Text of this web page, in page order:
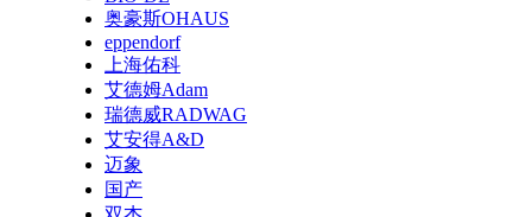
奥豪斯OHAUS
eppendorf
上海佑科
艾德姆Adam
瑞德威RADWAG
艾安得A&D
迈象
国产